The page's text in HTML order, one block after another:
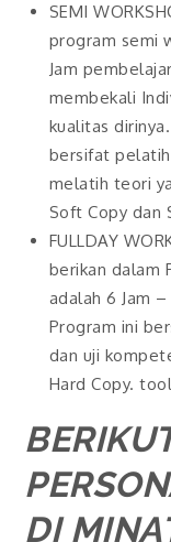
SEMI
program semi
Jam
membekali
kualitas
bersifat
melatih teori
Soft Copy dan
FULLDAY
berikan dalam
adalah 6 Jam
Program ini
dan uji
Hard Copy.
DI